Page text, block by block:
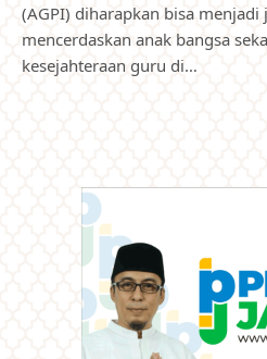
(AGPI) diharapkan bisa menjadi
mencerdaskan anak bangsa
kesejahteraan guru di…